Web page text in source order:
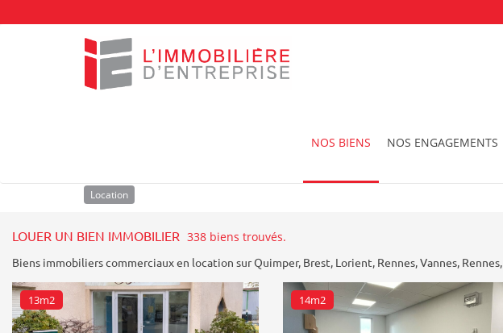
NOS BIENS NOS ENGAGEMENTS
Location
LOUER UN BIEN IMMOBILIER 338 biens trouvés.
Biens immobiliers commerciaux en location surQuimper, Brest, Lorient, Rennes,Vannes, Rennes,
13m2 14m2